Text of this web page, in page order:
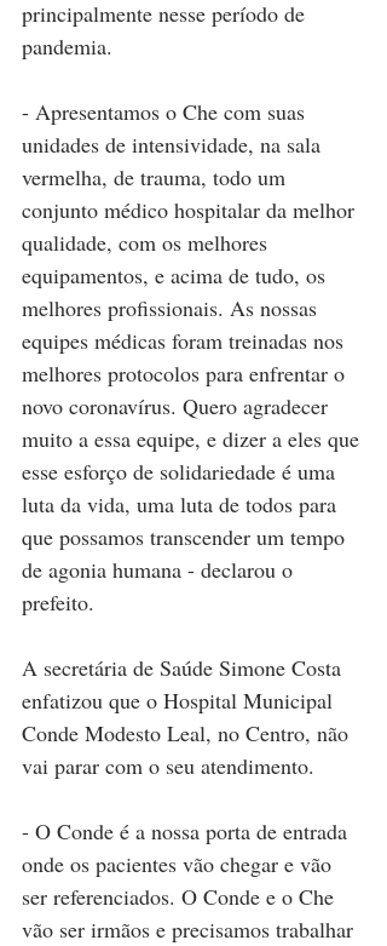
principalmente nesse período de
pandemia.
- Apresentamos o Che com suas
unidades de intensividade, na sala
vermelha, de trauma, todo um
conjunto médico hospitalar da melhor
qualidade, com os melhores
equipamentos, e acima de tudo, os
melhores profissionais. As nossas
equipes médicas foram treinadas nos
melhores protocolos para enfrentar o
novo coronavírus. Quero agradecer
muito a essa equipe, e dizer a eles que
esse esforço de solidariedade é uma
luta da vida, uma luta de todos para
que possamos transcender um tempo
de agonia humana - declarou o
prefeito.
A secretária de Saúde Simone Costa
enfatizou que o Hospital Municipal
Conde Modesto Leal, no Centro, não
vai parar com o seu atendimento.
- O Conde é a nossa porta de entrada
onde os pacientes vão chegar e vão
ser referenciados. O Conde e o Che
vão ser irmãos e precisamos trabalhar